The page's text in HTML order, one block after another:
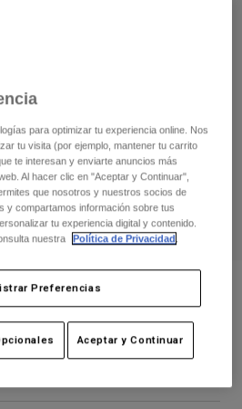
de 6&quot;
para optimizar tu experiencia online. Nos
tu visita (por ejemplo, mantener tu carrito
te interesan y enviarte anuncios más
Al hacer clic en "Aceptar y Continuar",
que nosotros y nuestros socios de
y compartamos información sobre tus
tu experiencia digital y contenido.
nuestra
Política de Privacidad
Preferencias
Aceptar y Continuar